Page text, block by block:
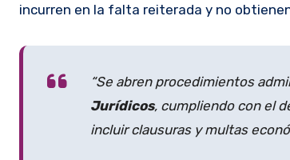
incurren en la falta reiterada y no
“Se abren procedimientos
Jurídicos, cumpliendo con el
incluir clausuras y multas